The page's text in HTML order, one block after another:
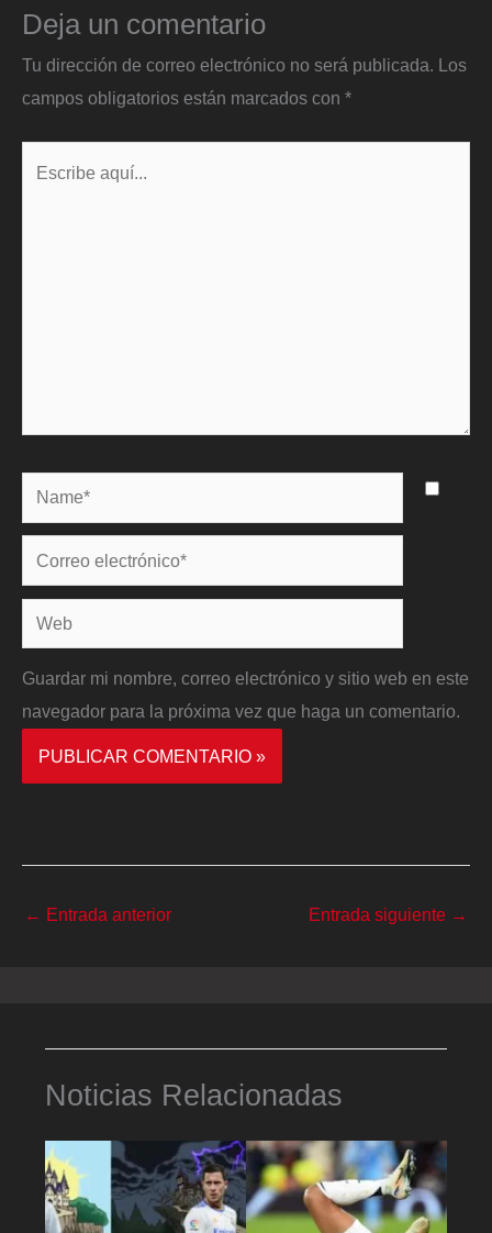
Deja un comentario
Tu dirección de correo electrónico no será publicada.
Los
campos obligatorios están marcados con *
Name*
Correo
electrónico*
Web
Guardar mi nombre, correo electrónico y sitio web en este
navegador para la próxima vez que haga un comentario.
← Entrada anterior Entrada siguiente →
Noticias Relacionadas